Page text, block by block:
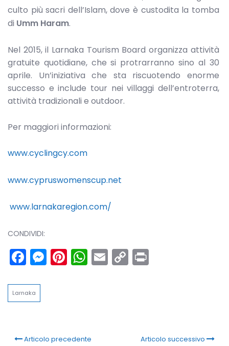
culto più sacri dell’Islam, dove è custodita la tomba
di Umm Haram.
Nel 2015, il Larnaka Tourism Board organizza attività
gratuite quotidiane, che si protrarranno sino al 30
aprile. Un’iniziativa che sta riscuotendo enorme
successo e include tour nei villaggi dell’entroterra,
attività tradizionali e outdoor.
Per maggiori informazioni:
www.cyclingcy.com
www.cypruswomenscup.net
www.larnakaregion.com/
CONDIVIDI:
Facebook
Messenger
Pinterest
WhatsApp
Email
Copy
Link
Larnaka
Articolo precedente Articolo successivo